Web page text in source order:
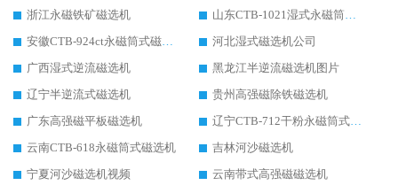
浙江永磁铁矿磁选机
山东CTB-1021湿式永磁筒式磁选机
安徽CTB-924ct永磁筒式磁选机
河北湿式磁选机公司
广西湿式逆流磁选机
黑龙江半逆流磁选机图片
辽宁半逆流式磁选机
贵州高强磁除铁磁选机
广东高强磁平板磁选机
辽宁CTB-712干粉永磁筒式磁选机
云南CTB-618永磁筒式磁选机
吉林河沙磁选机
宁夏河沙磁选机视频
云南带式高强磁磁选机